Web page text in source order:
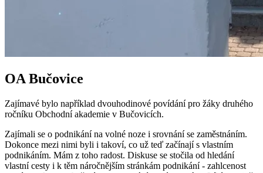
OA Bučovice
Zajímavé bylo například dvouhodinové povídání pro žáky druhého
ročníku Obchodní akademie v Bučovicích.
Zajímali se o podnikání na volné noze i srovnání se zaměstnáním.
Dokonce mezi nimi byli i takoví, co už teď začínají s vlastním
podnikáním. Mám z toho radost. Diskuse se stočila od hledání
vlastní cesty i k těm náročnějším stránkám podnikání - zahlcenost